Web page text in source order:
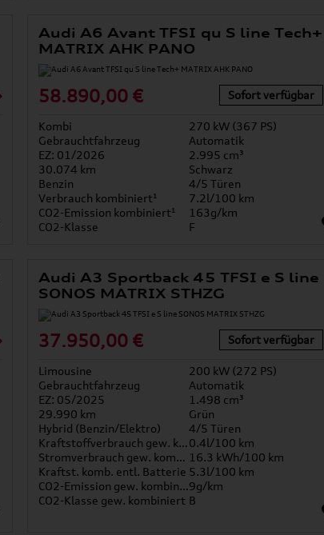
Audi A6 Avant TFSI qu S line Tech+
MATRIX AHK PANO
58.890,00 € Sofort verfügbar
Kombi
270 kW (367 PS)
Gebrauchtfahrzeug
Automatik
EZ: 01/2026
2.995 cm³
30.074 km
Schwarz
Benzin
4/5 Türen
Verbrauch kombiniert¹
7.2l/100 km
CO2-Emission kombiniert¹
163g/km
CO2-Klasse
F
Audi A3 Sportback 45 TFSI e S line
SONOS MATRIX STHZG
37.950,00 € Sofort verfügbar
Limousine
200 kW (272 PS)
Gebrauchtfahrzeug
Automatik
EZ: 05/2025
1.498 cm³
29.990 km
Grün
Hybrid (Benzin/Elektro)
4/5 Türen
Kraftstoffverbrauch gew. kombiniert0.4l/100 km
Stromverbrauch gew. kombiniert 16.3 kWh/100 km
Kraftst. komb. entl. Batterie 5.3l/100 km
CO2-Emission gew. kombiniert9g/km
CO2-Klasse gew. kombiniert B